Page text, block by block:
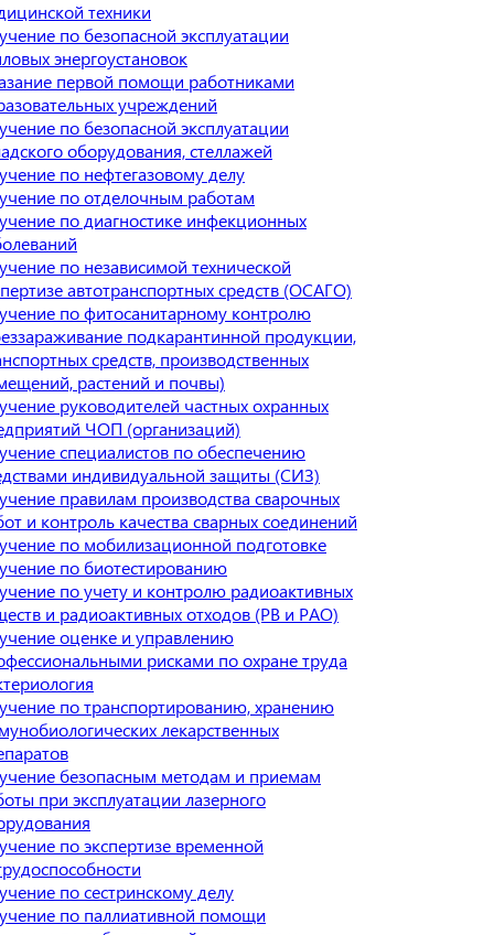
техники
по безопасной эксплуатации
энергоустановок
первой помощи работниками
учреждений
по безопасной эксплуатации
оборудования, стеллажей
по нефтегазовому делу
по отделочным работам
по диагностике инфекционных
по независимой технической
автотранспортных средств (ОСАГО)
по фитосанитарному контролю
подкарантинной продукции,
средств, производственных
растений и почвы)
руководителей частных охранных
ЧОП (организаций)
специалистов по обеспечению
индивидуальной защиты (СИЗ)
правилам производства сварочных
и контроль качества сварных соединений
по мобилизационной подготовке
по биотестированию
по учету и контролю радиоактивных
и радиоактивных отходов (РВ и РАО)
оценке и управлению
рисками по охране труда
по транспортированию, хранению
лекарственных
безопасным методам и приемам
при эксплуатации лазерного
по экспертизе временной
по сестринскому делу
по паллиативной помощи